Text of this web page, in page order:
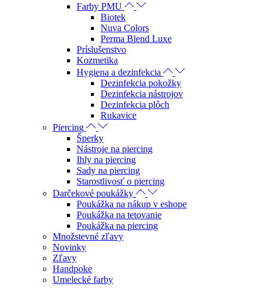
Farby PMU
Biotek
Nuva Colors
Perma Blend Luxe
Príslušenstvo
Kozmetika
Hygiena a dezinfekcia
Dezinfekcia pokožky
Dezinfekcia nástrojov
Dezinfekcia plôch
Rukavice
Piercing
Šperky
Nástroje na piercing
Ihly na piercing
Sady na piercing
Starostlivosť o piercing
Darčekové poukážky
Poukážka na nákup v eshope
Poukážka na tetovanie
Poukážka na piercing
Množstevné zľavy
Novinky
Zľavy
Handpoke
Umelecké farby